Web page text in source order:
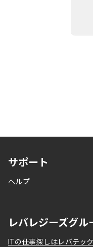
サポート
ヘルプ
レバレジーズグ
ITの仕事探しはレバテック